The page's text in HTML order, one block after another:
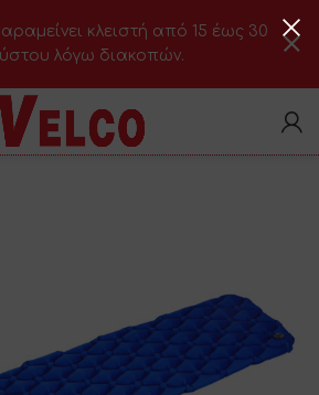
κλειστή από 15 έως 30
λόγω διακοπών.